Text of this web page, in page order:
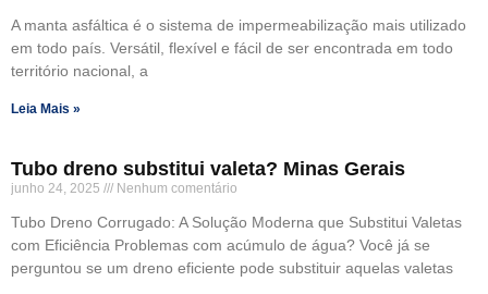
A manta asfáltica é o sistema de impermeabilização mais utilizado
em todo país. Versátil, flexível e fácil de ser encontrada em todo
território nacional, a
Leia Mais »
Tubo dreno substitui valeta? Minas Gerais
junho 24, 2025 Nenhum comentário
Tubo Dreno Corrugado: A Solução Moderna que Substitui Valetas
com Eficiência Problemas com acúmulo de água? Você já se
perguntou se um dreno eficiente pode substituir aquelas valetas